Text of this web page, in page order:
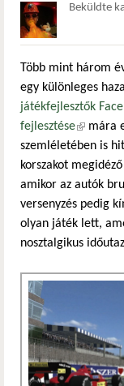
Beküldte
Több mint három
egy különleges
játékfejlesztők
fejlesztése(külső
mára
szemléletében is
korszakot
amikor az autók
versenyzés pedig
olyan játék lett,
nosztalgikus